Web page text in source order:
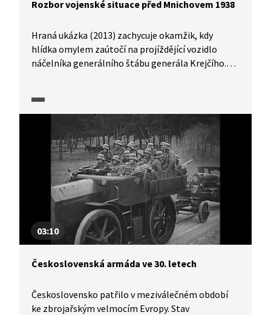
Rozbor vojenské situace před Mnichovem 1938
Hraná ukázka (2013) zachycuje okamžik, kdy
hlídka omylem zaútočí na projíždějící vozidlo
náčelníka generálního štábu generála Krejčího.
zaútočit každým okamžikem. V rozhovoru s vojáky
generál mluví o možné strategii Německa
při útoku na ČSR a o vztahu československých
politických představitelů k československé
armádě. Hovor se týká i samotného budování
československé armády, Krejčí podotýká, že
politici v roce 1918 armádu vůbec nechtěli, její
vznik požadovala hlavně Francie jako spojenec
Československa.
03:10
Československá armáda ve 30. letech
Československo patřilo v meziválečném období
ke zbrojařským velmocím Evropy. Stav